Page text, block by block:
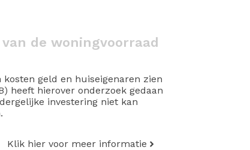
de woningvoorraad
geld en huiseigenaren zien
heeft hierover onderzoek gedaan
investering niet kan
Klik hier voor meer informatie